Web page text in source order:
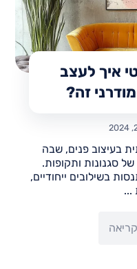
איך לעצב
זה?
בעיצוב פנים, שבה
סגנונות ותקופות.
בשילובים ייחודיים,
...